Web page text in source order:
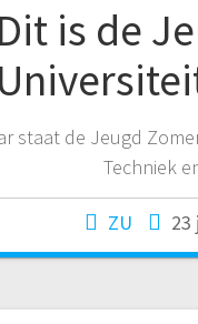
Dit is de
staat de Jeugd
Techniek
ZU 23